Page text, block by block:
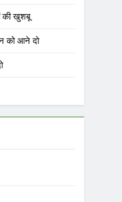
की खुशबू
को आने दो